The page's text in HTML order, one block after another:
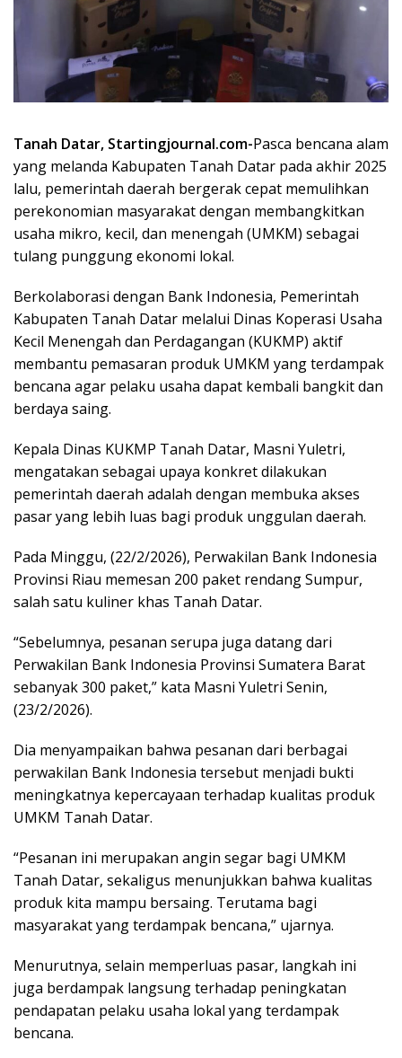
Tanah Datar, Startingjournal.com-Pasca bencana alam
yang melanda Kabupaten Tanah Datar pada akhir 2025
lalu, pemerintah daerah bergerak cepat memulihkan
perekonomian masyarakat dengan membangkitkan
usaha mikro, kecil, dan menengah (UMKM) sebagai
tulang punggung ekonomi lokal.
Berkolaborasi dengan Bank Indonesia, Pemerintah
Kabupaten Tanah Datar melalui Dinas Koperasi Usaha
Kecil Menengah dan Perdagangan (KUKMP) aktif
membantu pemasaran produk UMKM yang terdampak
bencana agar pelaku usaha dapat kembali bangkit dan
berdaya saing.
Kepala Dinas KUKMP Tanah Datar, Masni Yuletri,
mengatakan sebagai upaya konkret dilakukan
pemerintah daerah adalah dengan membuka akses
pasar yang lebih luas bagi produk unggulan daerah.
Pada Minggu, (22/2/2026), Perwakilan Bank Indonesia
Provinsi Riau memesan 200 paket rendang Sumpur,
salah satu kuliner khas Tanah Datar.
“Sebelumnya, pesanan serupa juga datang dari
Perwakilan Bank Indonesia Provinsi Sumatera Barat
sebanyak 300 paket,” kata Masni Yuletri Senin,
(23/2/2026).
Dia menyampaikan bahwa pesanan dari berbagai
perwakilan Bank Indonesia tersebut menjadi bukti
meningkatnya kepercayaan terhadap kualitas produk
UMKM Tanah Datar.
“Pesanan ini merupakan angin segar bagi UMKM
Tanah Datar, sekaligus menunjukkan bahwa kualitas
produk kita mampu bersaing. Terutama bagi
masyarakat yang terdampak bencana,” ujarnya.
Menurutnya, selain memperluas pasar, langkah ini
juga berdampak langsung terhadap peningkatan
pendapatan pelaku usaha lokal yang terdampak
bencana.